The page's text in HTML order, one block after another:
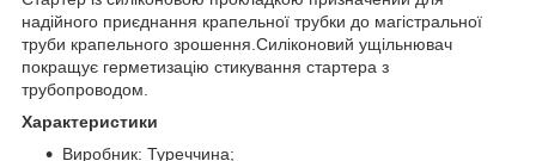
надійного приєднання крапельної трубки до магістральної
труби крапельного зрошення.Силіконовий ущільнювач
покращує герметизацію стикування стартера з
трубопроводом.
Характеристики
Виробник: Туреччина;